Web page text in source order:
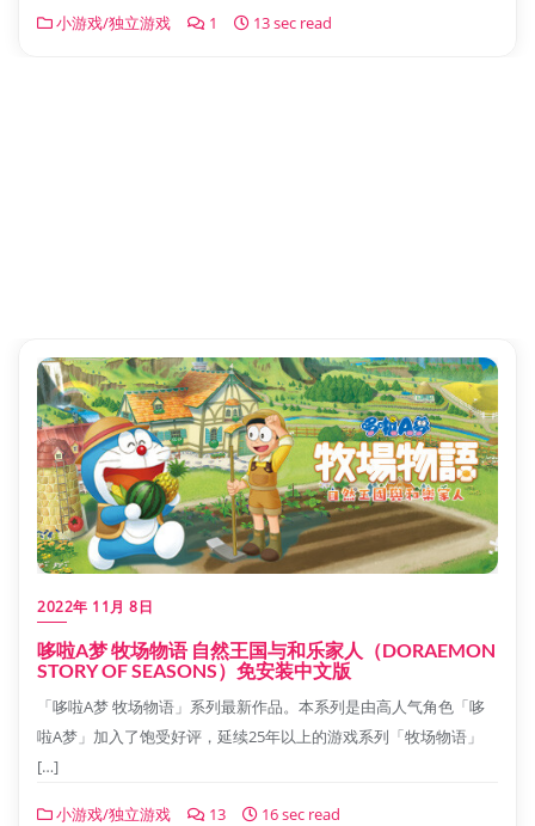
小游戏/独立游戏 1 13 sec read
2022年 11月 8日
哆啦A梦 牧场物语 自然王国与和乐家人（DORAEMON
STORY OF SEASONS）免安装中文版
「哆啦A梦 牧场物语」系列最新作品。本系列是由高人气角色「哆
啦A梦」加入了饱受好评，延续25年以上的游戏系列「牧场物语」
[…]
小游戏/独立游戏 13 16 sec read